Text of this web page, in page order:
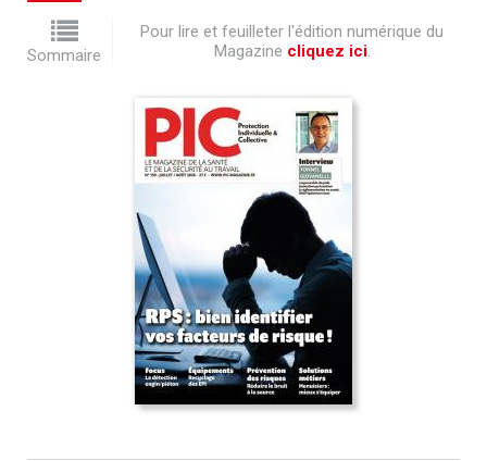
Sommaire
Pour lire et feuilleter l'édition numérique du
Magazine cliquez ici.